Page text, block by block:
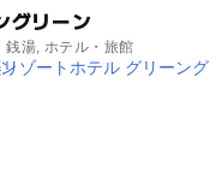
グリーン
銭湯, ホテル・旅館